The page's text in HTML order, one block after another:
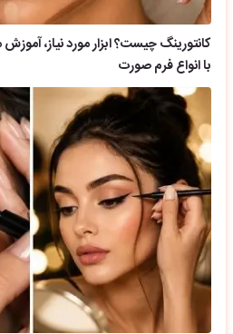
کانتورینگ چیست؟ ابزار مورد نیاز،
با انواع فرم صورت